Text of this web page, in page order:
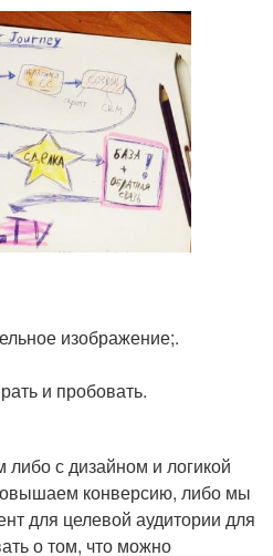
изображение;.
и пробовать.
либо с дизайном и логикой
конверсию, либо мы
для целевой аудитории для
о том, что можно